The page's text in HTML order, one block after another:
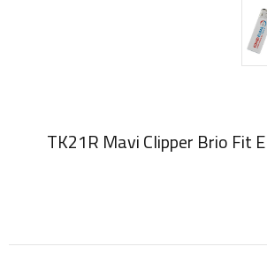
TK21R Mavi Clipper Brio Fit